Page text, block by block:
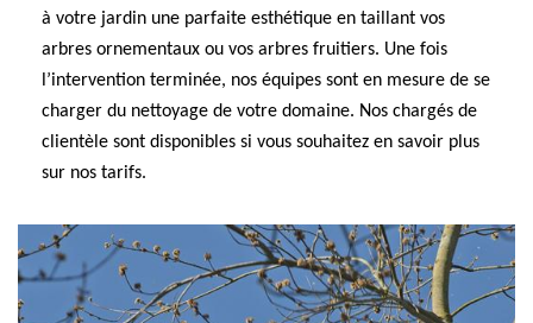
à votre jardin une parfaite esthétique en taillant vos
arbres ornementaux ou vos arbres fruitiers. Une fois
l’intervention terminée, nos équipes sont en mesure de se
charger du nettoyage de votre domaine. Nos chargés de
clientèle sont disponibles si vous souhaitez en savoir plus
sur nos tarifs.